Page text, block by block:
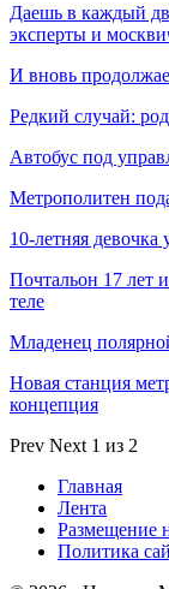
Даешь в каждый
эксперты и
И вновь
Редкий случай:
Автобус под
Метрополитен
10-летняя
Почтальон 17 лет
теле
Младенец
Новая станция
концепция
Prev Next 1 из 2
Главная
Лента
Размещение
Политика